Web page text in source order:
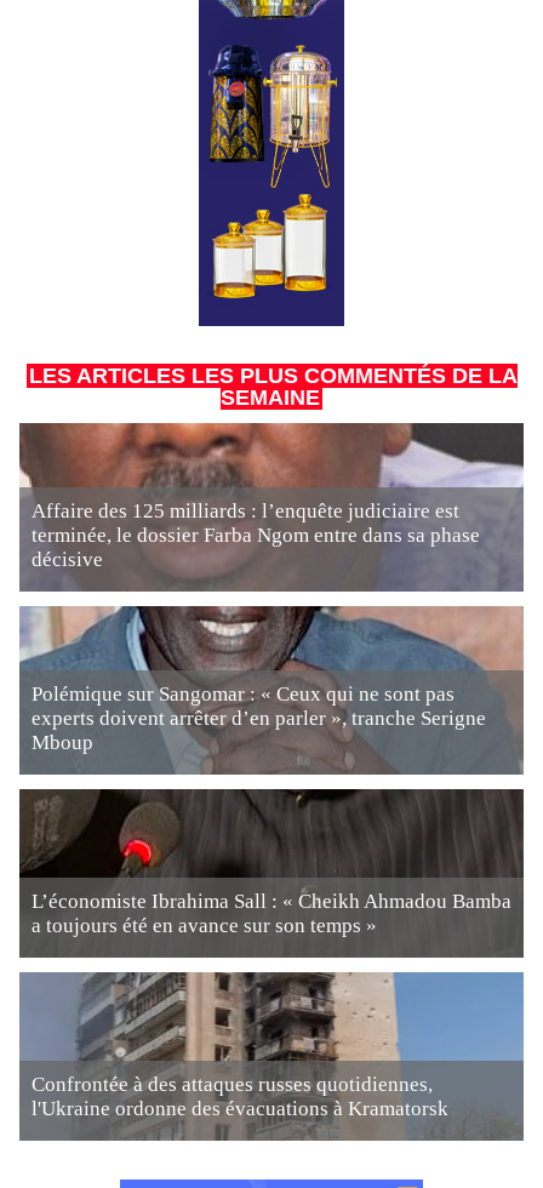
LES ARTICLES LES PLUS COMMENTÉS DE LA
SEMAINE
Affaire des 125 milliards : l’enquête judiciaire est
terminée, le dossier Farba Ngom entre dans sa phase
décisive
Polémique sur Sangomar : « Ceux qui ne sont pas
experts doivent arrêter d’en parler », tranche Serigne
Mboup
L’économiste Ibrahima Sall : « Cheikh Ahmadou Bamba
a toujours été en avance sur son temps »
Confrontée à des attaques russes quotidiennes,
l'Ukraine ordonne des évacuations à Kramatorsk